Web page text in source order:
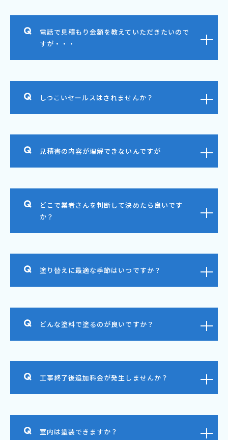
電話で見積もり金額を教えていただきたいので
すが・・・
しつこいセールスはされませんか？
見積書の内容が理解できないんですが
どこで業者さんを判断して決めたら良いです
か？
塗り替えに最適な季節はいつですか？
どんな塗料で塗るのが良いですか？
工事終了後追加料金が発生しませんか？
室内は塗装できますか？